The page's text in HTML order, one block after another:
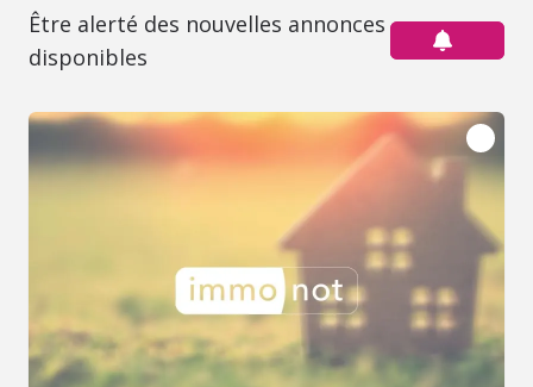
Être alerté des nouvelles annonces
disponibles